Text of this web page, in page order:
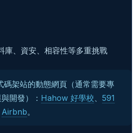
庫、資安、相容性等多重挑戰
架站的動態網頁（通常需要專
開發）： Hahow 好學校 、591
Airbnb。